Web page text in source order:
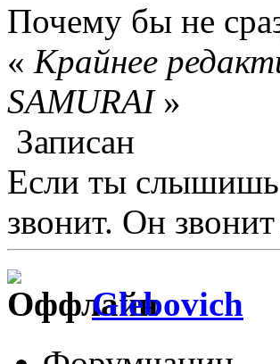
Почему бы не
« Крайнее
SAMURAI»
Записан
Если ты слышишь
звонит. Он
Glebovich